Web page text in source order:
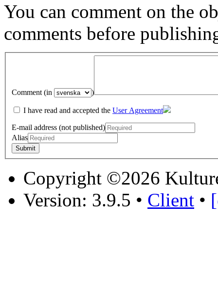
You can comment on the
comments before
Comment (in )
I have read and accepted the User Agreement
E-mail address (not published)
Alias
Copyright ©2026
Version: 3.9.5 • Client •